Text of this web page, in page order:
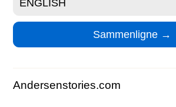
Andersenstories.com